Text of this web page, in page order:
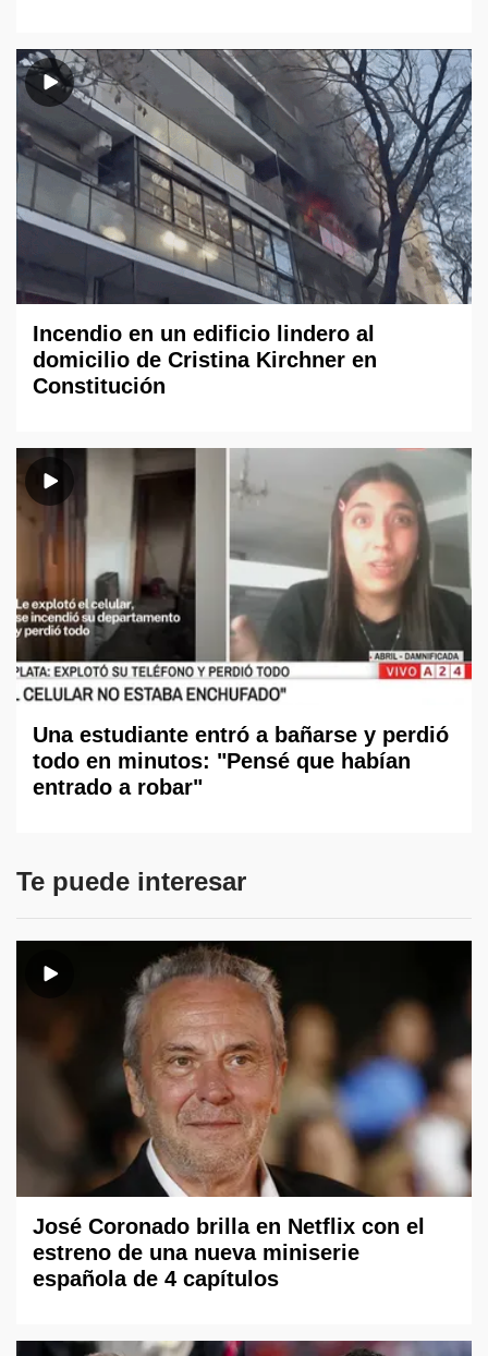
Incendio en un edificio lindero al
domicilio de Cristina Kirchner en
Constitución
Una estudiante entró a bañarse y perdió
todo en minutos: "Pensé que habían
entrado a robar"
Te puede interesar
José Coronado brilla en Netflix con el
estreno de una nueva miniserie
española de 4 capítulos